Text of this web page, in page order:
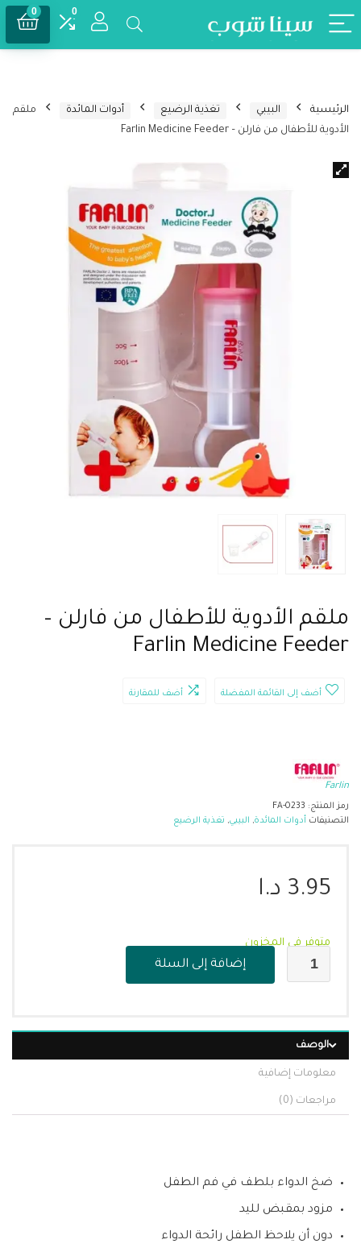
0
0
الرئيسية البيبي تغذية الرضيع أدوات المائدة
ملقم
الأدوية للأطفال من فارلن – Farlin Medicine Feeder
ملقم الأدوية للأطفال من فارلن –
Farlin Medicine Feeder
أضف إلى القائمة المفضلة أضف للمقارنة
Farlin
رمز المنتج: FA-0233
التصنيفات أدوات المائدة, البيبي, تغذية الرضيع
3.95 د.ا
متوفر في المخزون
إضافة إلى السلة
الوصف
معلومات إضافية
مراجعات (0)
ضخ الدواء بلطف في فم الطفل
مزود بمقبض لليد
دون أن يلاحظ الطفل رائحة الدواء